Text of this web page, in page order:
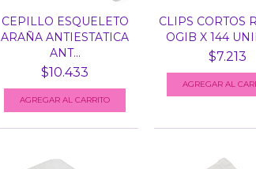
CEPILLO ESQUELETO
ARAÑA ANTIESTATICA
ANT...
$10.433
CLIPS CORTOS
OGIB X 144
$7.213